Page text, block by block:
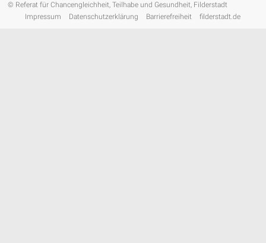
© Referat für Chancengleichheit, Teilhabe und Gesundheit, Filderstadt
Impressum
Datenschutzerklärung Barrierefreiheit filderstadt.de